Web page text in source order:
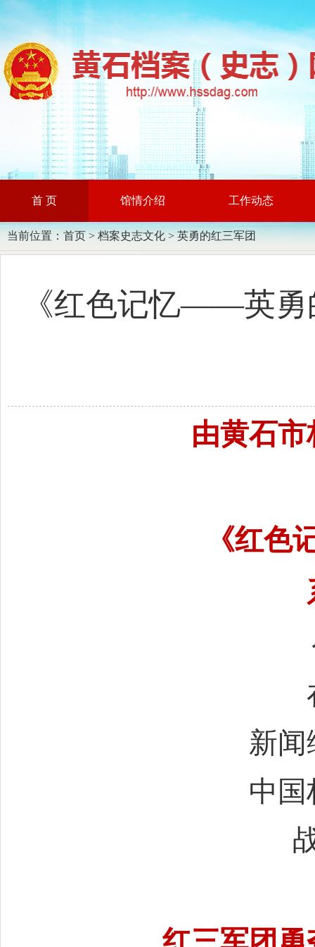
首 页 馆情介绍 工作动态
当前位置： 首页 > 档案史志文化 > 英勇的红三军团
《红色记忆——英勇
由黄石
《红
新闻
中国